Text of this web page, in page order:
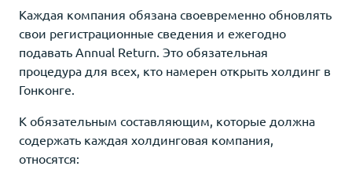
Каждая компания обязана своевременно обновлять
свои регистрационные сведения и ежегодно
подавать Annual Return. Это обязательная
процедура для всех, кто намерен открыть холдинг в
Гонконге.
К обязательным составляющим, которые должна
содержать каждая холдинговая компания,
относятся: